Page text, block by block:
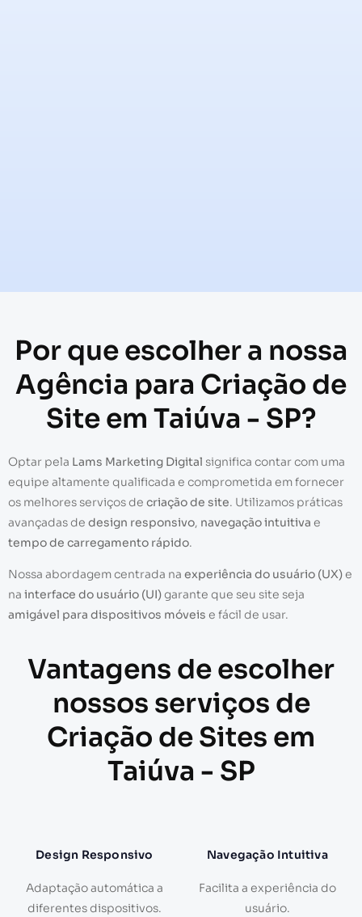
Por que escolher a nossa
Agência para Criação de
Site em Taiúva - SP?
Optar pela Lams Marketing Digital significa contar com uma
equipe altamente qualificada e comprometida em fornecer
os melhores serviços de criação de site. Utilizamos práticas
avançadas de design responsivo, navegação intuitiva e
tempo de carregamento rápido.
Nossa abordagem centrada na experiência do usuário (UX)e
na interface do usuário (UI)garante que seu site seja
amigável para dispositivos móveis e fácil de usar.
Vantagens de escolher
nossos serviços de
Criação de Sites em
Taiúva - SP
Design Responsivo
Adaptação automática a
diferentes dispositivos.
Navegação Intuitiva
Facilita a experiência do
usuário.